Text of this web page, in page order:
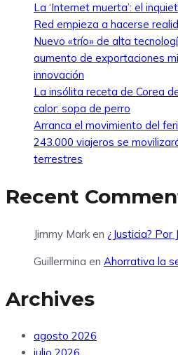
La ‘Internet muerta’: el
Red empieza a hacerse
Nuevo «trío» de alta
aumento de exportaciones
innovación
La insólita receta de Corea
calor: sopa de perro
Arranca el movimiento del
243.000 viajeros se
terrestres
Recent
Jimmy Mark en ¿Justicia? Por
Guillermina en Ahorrativa la
Archives
agosto 2026